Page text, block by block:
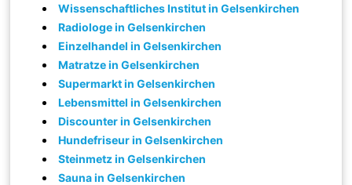
Wissenschaftliches Institut in Gelsenkirchen
Radiologe in Gelsenkirchen
Einzelhandel in Gelsenkirchen
Matratze in Gelsenkirchen
Supermarkt in Gelsenkirchen
Lebensmittel in Gelsenkirchen
Discounter in Gelsenkirchen
Hundefriseur in Gelsenkirchen
Steinmetz in Gelsenkirchen
Sauna in Gelsenkirchen